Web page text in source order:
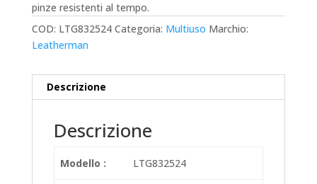
pinze resistenti al tempo.
COD: LTG832524 Categoria: Multiuso Marchio:
Leatherman
Descrizione
Descrizione
Modello : LTG832524